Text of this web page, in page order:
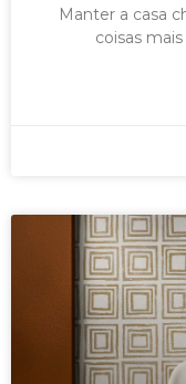
Manter a casa
coisas